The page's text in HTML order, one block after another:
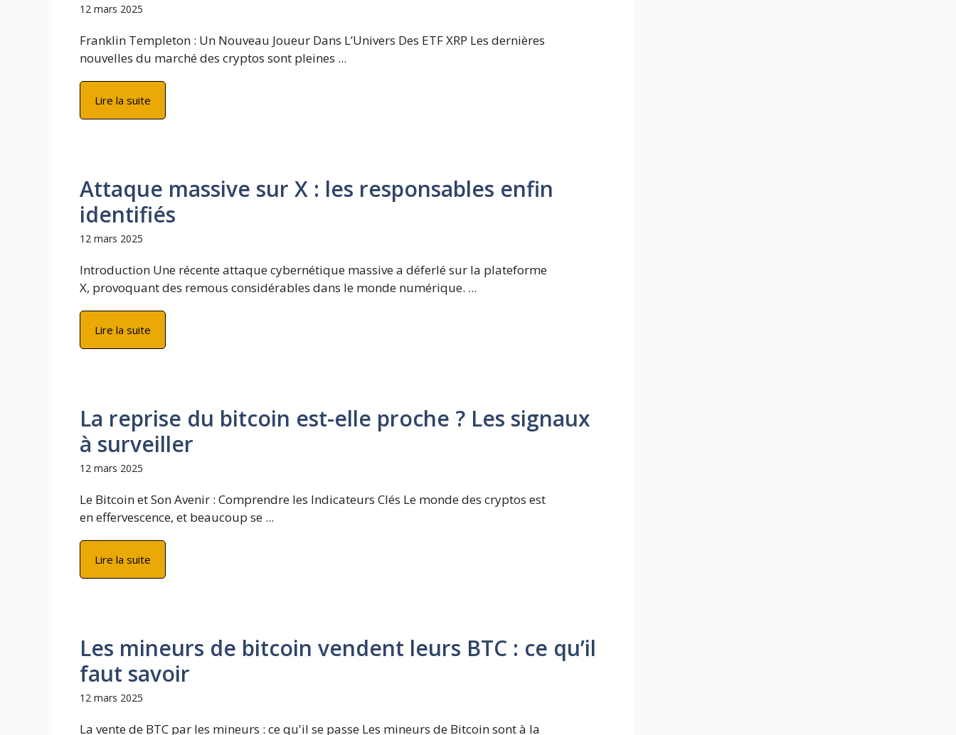
12 mars 2025
Franklin Templeton : Un Nouveau Joueur Dans L’Univers Des ETF XRP Les dernières
nouvelles du marché des cryptos sont pleines ...
Lire la suite
Attaque massive sur X : les responsables enfin
identifiés
12 mars 2025
Introduction Une récente attaque cybernétique massive a déferlé sur la plateforme
X, provoquant des remous considérables dans le monde numérique. ...
Lire la suite
La reprise du bitcoin est-elle proche ? Les signaux
à surveiller
12 mars 2025
Le Bitcoin et Son Avenir : Comprendre les Indicateurs Clés Le monde des cryptos est
en effervescence, et beaucoup se ...
Lire la suite
Les mineurs de bitcoin vendent leurs BTC : ce qu’il
faut savoir
12 mars 2025
La vente de BTC par les mineurs : ce qu'il se passe Les mineurs de Bitcoin sont à la